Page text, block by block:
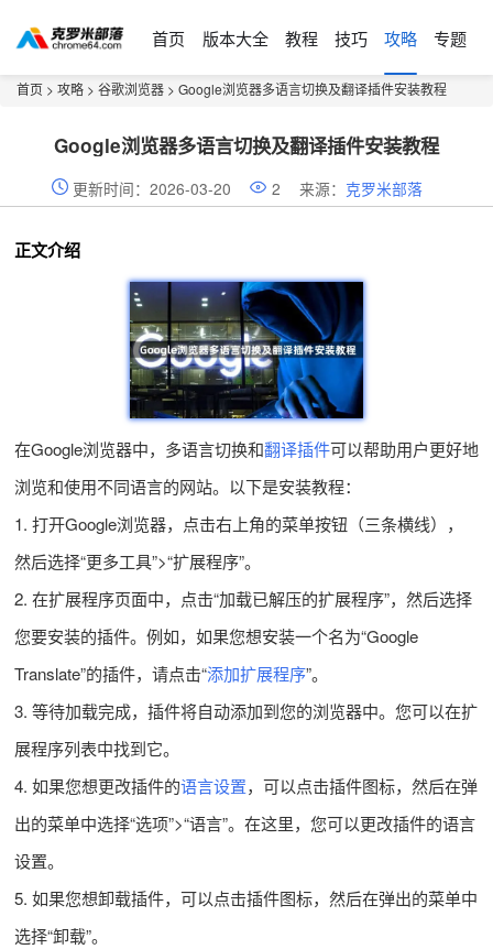
首页 版本大全 教程 技巧 攻略 专题
首页 > 攻略 > 谷歌浏览器 > Google浏览器多语言切换及翻译插件安装教程
Google浏览器多语言切换及翻译插件安装教程
更新时间：2026-03-20 2 来源： 克罗米部落
正文介绍
在Google浏览器中，多语言切换和翻译插件可以帮助用户更好地
浏览和使用不同语言的网站。以下是安装教程：
1. 打开Google浏览器，点击右上角的菜单按钮（三条横线），
然后选择“更多工具”>“扩展程序”。
2. 在扩展程序页面中，点击“加载已解压的扩展程序”，然后选择
您要安装的插件。例如，如果您想安装一个名为“Google
Translate”的插件，请点击“添加扩展程序”。
3. 等待加载完成，插件将自动添加到您的浏览器中。您可以在扩
展程序列表中找到它。
4. 如果您想更改插件的语言设置，可以点击插件图标，然后在弹
出的菜单中选择“选项”>“语言”。在这里，您可以更改插件的语言
设置。
5. 如果您想卸载插件，可以点击插件图标，然后在弹出的菜单中
选择“卸载”。